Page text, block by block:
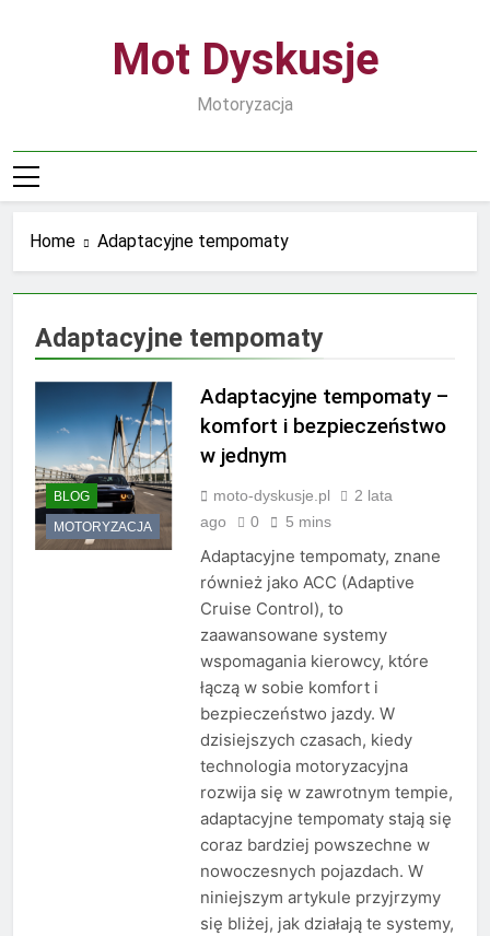
Mot Dyskusje
Motoryzacja
Home Adaptacyjne tempomaty
Adaptacyjne tempomaty
BLOG
MOTORYZACJA
Adaptacyjne tempomaty –
komfort i bezpieczeństwo
w jednym
moto-dyskusje.pl
2 lata
ago
0 5 mins
Adaptacyjne tempomaty, znane
również jako ACC (Adaptive
Cruise Control), to
zaawansowane systemy
wspomagania kierowcy, które
łączą w sobie komfort i
bezpieczeństwo jazdy. W
dzisiejszych czasach, kiedy
technologia motoryzacyjna
rozwija się w zawrotnym tempie,
adaptacyjne tempomaty stają się
coraz bardziej powszechne w
nowoczesnych pojazdach. W
niniejszym artykule przyjrzymy
się bliżej, jak działają te systemy,